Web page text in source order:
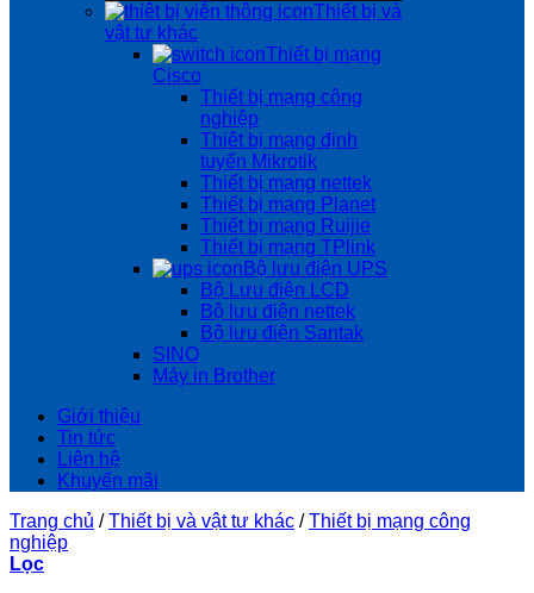
Thiết bị và
vật tư khác
Thiết bị mạng
Cisco
Thiết bị mạng công
nghiệp
Thiêt bị mạng định
tuyến Mikrotik
Thiết bị mạng nettek
Thiết bị mạng Planet
Thiết bị mạng Ruijie
Thiết bị mạng TPlink
Bộ lưu điện UPS
Bộ Lưu điện LCD
Bộ lưu điện nettek
Bộ lưu điện Santak
SINO
Máy in Brother
Giới thiệu
Tin tức
Liên hệ
Khuyến mãi
Trang chủ / Thiết bị và vật tư khác / Thiết bị mạng công
nghiệp
Lọc